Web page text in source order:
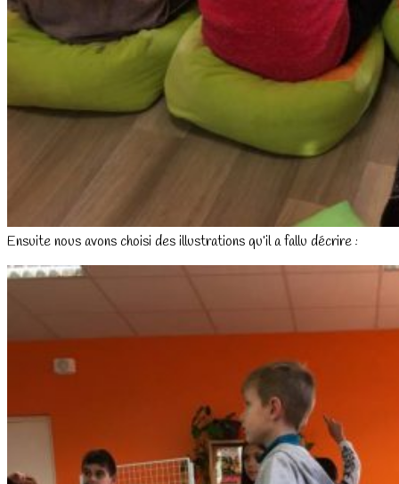
Ensuite nous avons choisi des illustrations qu’il a fallu décrire :